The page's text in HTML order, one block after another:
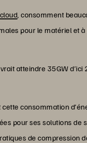
, consomment
pour le matériel et
atteindre 35GW
consommation
pour ses solutions de
de compression